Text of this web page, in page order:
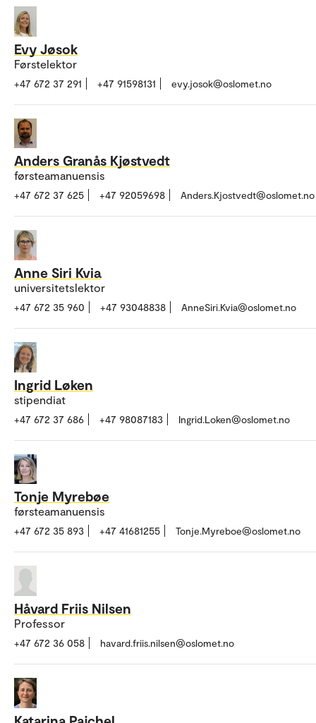
Evy Jøsok
Førstelektor
+47 672 37 291 +47 91598131 evy.josok@oslomet.no
Anders Granås Kjøstvedt
førsteamanuensis
+47 672 37 625 +47 92059698 Anders.Kjostvedt@oslomet.no
Anne Siri Kvia
universitetslektor
+47 672 35 960 +47 93048838 AnneSiri.Kvia@oslomet.no
Ingrid Løken
stipendiat
+47 672 37 686 +47 98087183 Ingrid.Loken@oslomet.no
Tonje Myrebøe
førsteamanuensis
+47 672 35 893 +47 41681255 Tonje.Myreboe@oslomet.no
Håvard Friis Nilsen
Professor
+47 672 36 058 havard.friis.nilsen@oslomet.no